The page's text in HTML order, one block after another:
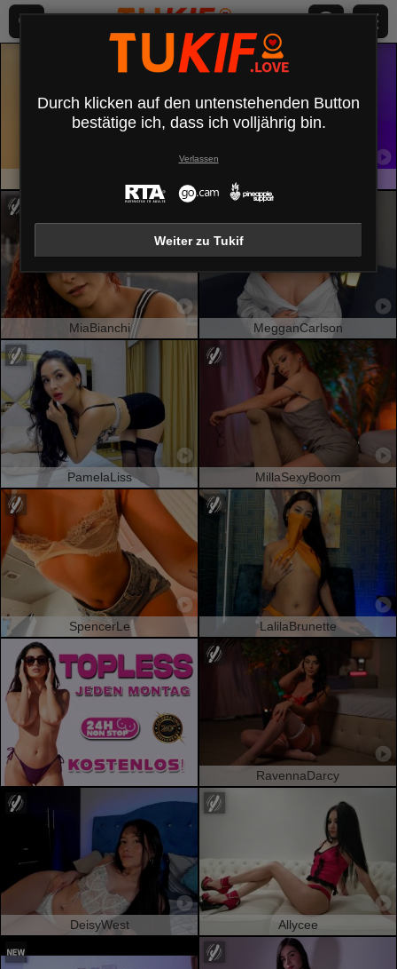
MiaBianchi MegganCarlson
PamelaLiss MillaSexyBoom
SpencerLe LalilaBrunette
RavennaDarcy
DeisyWest Allycee
Durch klicken auf den untenstehenden Button
bestätige ich, dass ich volljährig bin.
Verlassen
Weiter zu Tukif